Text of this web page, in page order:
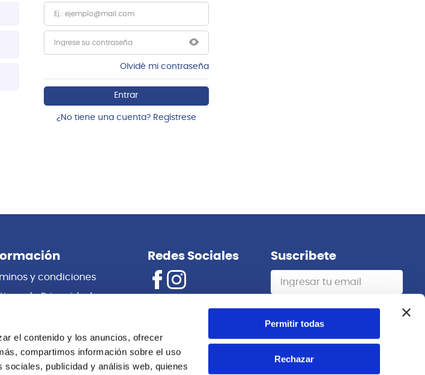
el contenido y los anuncios, ofrecer
compartimos información sobre el uso
publicidad y análisis web, quienes
Permitir todas
Rechazar
Olvidé mi contraseña
Entrar
¿No tiene una cuenta? Regístrese
y condiciones
de Privacidad
y Devoluciones
de información
Libro de
Redes Sociales Suscribete
Suscribirme